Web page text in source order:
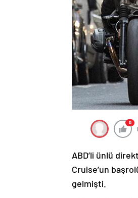
0
ABD’li ünlü
Cruise’un
gelmişti.